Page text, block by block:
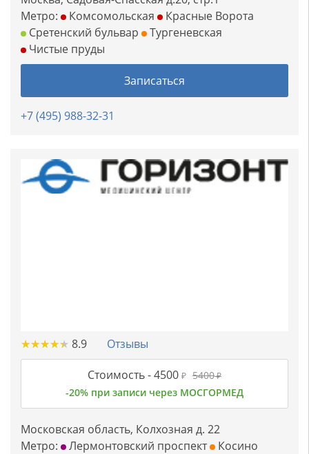
Метро:
Комсомольская
Красные Ворота
Сретенский бульвар
Тургеневская
Чистые пруды
Записаться
+7 (495) 988-32-31
★★★★★
★★★★★ 8.9 Отзывы
Стоимость -4500 ₽ 5400₽
-20% при записи через МОСГОРМЕД
Московская область, Колхозная д. 22
Метро:
Лермонтовский проспект
Косино